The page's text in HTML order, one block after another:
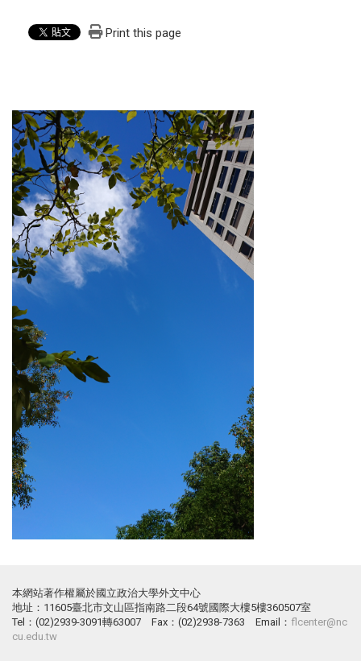
Print this page
本網站著作權屬於國立政治大學外文中心
地址：11605臺北市文山區指南路二段64號國際大樓5樓360507室
Tel：(02)2939-3091轉63007 Fax：(02)2938-7363 Email： flcenter@nc
cu.edu.tw